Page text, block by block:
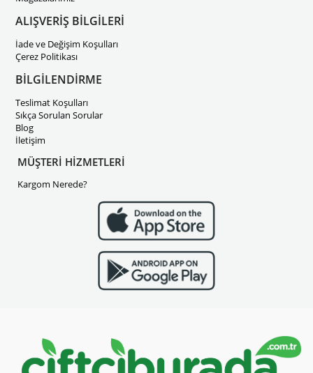
ALIŞVERİŞ BİLGİLERİ
İade ve Değişim Koşulları
Çerez Politikası
BİLGİLENDİRME
Teslimat Koşulları
Sıkça Sorulan Sorular
Blog
İletişim
MÜŞTERİ HİZMETLERİ
Kargom Nerede?